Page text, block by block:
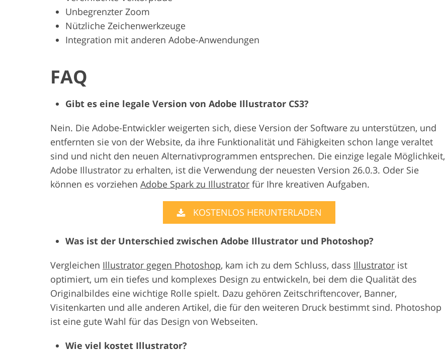
Unbegrenzter Zoom
Nützliche Zeichenwerkzeuge
Integration mit anderen Adobe-Anwendungen
FAQ
Gibt es eine legale Version von Adobe Illustrator CS3?
Nein. Die Adobe-Entwickler weigerten sich, diese Version der Software zu unterstützen, und
entfernten sie von der Website, da ihre Funktionalität und Fähigkeiten schon lange veraltet
sind und nicht den neuen Alternativprogrammen entsprechen. Die einzige legale Möglichkeit,
Adobe Illustrator zu erhalten, ist die Verwendung der neuesten Version 26.0.3. Oder Sie
können es vorziehen Adobe Spark zu Illustrator für Ihre kreativen Aufgaben.
KOSTENLOS HERUNTERLADEN
Was ist der Unterschied zwischen Adobe Illustrator und Photoshop?
Vergleichen Illustrator gegen Photoshop, kam ich zu dem Schluss, dass Illustrator ist
optimiert, um ein tiefes und komplexes Design zu entwickeln, bei dem die Qualität des
Originalbildes eine wichtige Rolle spielt. Dazu gehören Zeitschriftencover, Banner,
Visitenkarten und alle anderen Artikel, die für den weiteren Druck bestimmt sind. Photoshop
ist eine gute Wahl für das Design von Webseiten.
Wie viel kostet Illustrator?